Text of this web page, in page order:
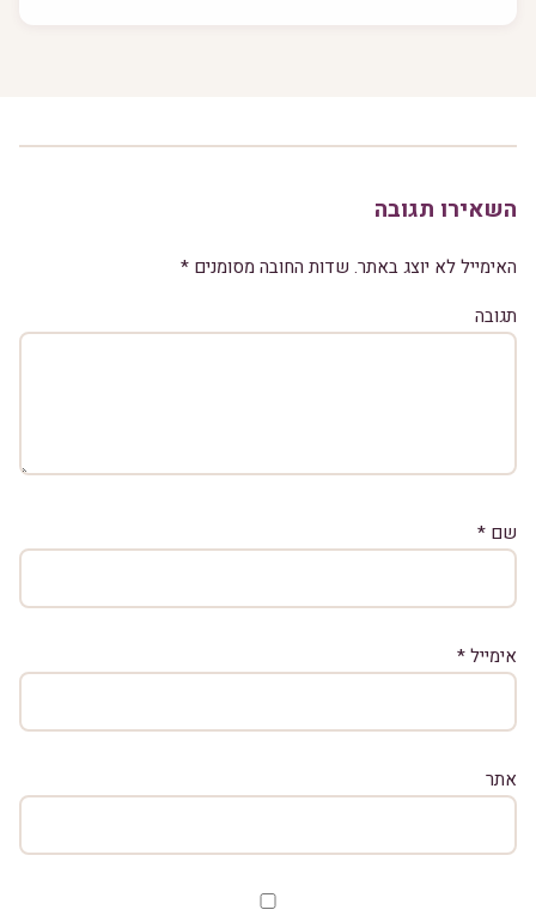
השאירו תגובה
האימייל לא יוצג באתר. שדות החובה מסומנים *
תגובה
שם *
אימייל*
אתר